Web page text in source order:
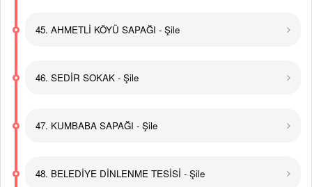
45. AHMETLİ KÖYÜ SAPAĞI - Şile
46. SEDİR SOKAK - Şile
47. KUMBABA SAPAĞI - Şile
48. BELEDİYE DİNLENME TESİSİ - Şile